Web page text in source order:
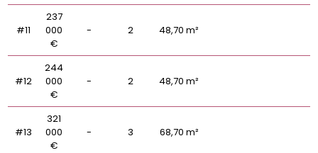
#11
237
000
€
- 2 48,70 m²
#12
244
000
€
- 2 48,70 m²
#13
321
000
€
- 3 68,70 m²